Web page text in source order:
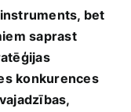
bet
saprast
konkurences